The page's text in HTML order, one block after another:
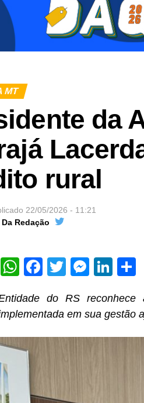
MT
da
rural
22/05/2026 - 11:21
Da Redação
WhatsApp
Facebook
Twitter
do RS reconhece
em sua gestão